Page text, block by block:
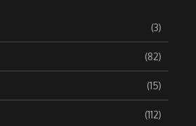
(3)
(82)
(15)
(112)